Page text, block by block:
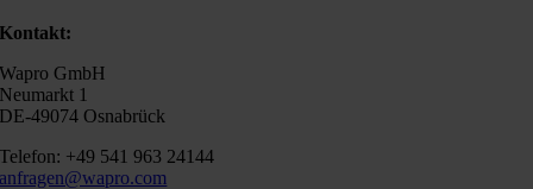
Kontakt:
Wapro GmbH
Neumarkt 1
DE-49074 Osnabrück
Telefon: +49 541 963 24144
anfragen@wapro.com